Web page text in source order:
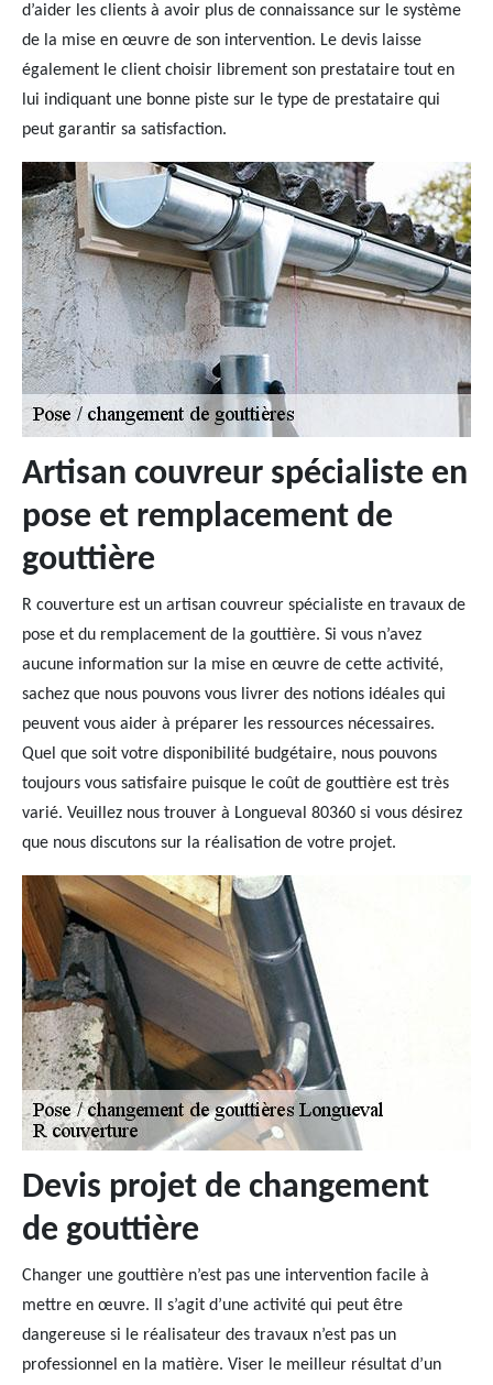
d’aider les clients à avoir plus de connaissance sur le système
de la mise en œuvre de son intervention. Le devis laisse
également le client choisir librement son prestataire tout en
lui indiquant une bonne piste sur le type de prestataire qui
peut garantir sa satisfaction.
Artisan couvreur spécialiste en
pose et remplacement de
gouttière
R couverture est un artisan couvreur spécialiste en travaux de
pose et du remplacement de la gouttière. Si vous n’avez
aucune information sur la mise en œuvre de cette activité,
sachez que nous pouvons vous livrer des notions idéales qui
peuvent vous aider à préparer les ressources nécessaires.
Quel que soit votre disponibilité budgétaire, nous pouvons
toujours vous satisfaire puisque le coût de gouttière est très
varié. Veuillez nous trouver à Longueval 80360 si vous désirez
que nous discutons sur la réalisation de votre projet.
Devis projet de changement
de gouttière
Changer une gouttière n’est pas une intervention facile à
mettre en œuvre. Il s’agit d’une activité qui peut être
dangereuse si le réalisateur des travaux n’est pas un
professionnel en la matière. Viser le meilleur résultat d’un